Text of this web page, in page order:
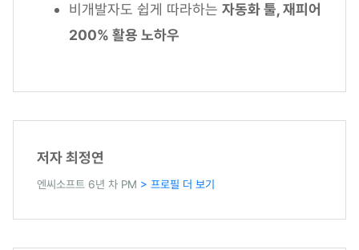
비개발자도 쉽게 따라하는 자동화 툴, 재피어
200% 활용 노하우
저자 최정연
엔씨소프트 6년 차 PM > 프로필 더 보기